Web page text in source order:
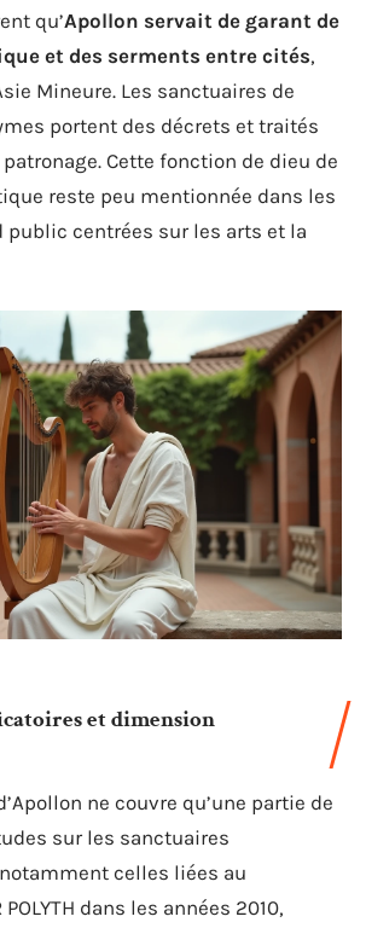
qu’Apollon servait de garant de
et des serments entre cités,
Mineure. Les sanctuaires de
portent des décrets et traités
Cette fonction de dieu de
reste peu mentionnée dans les
public centrées sur les arts et la
et dimension
ne couvre qu’une partie de
sur les sanctuaires
celles liées au
dans les années 2010,